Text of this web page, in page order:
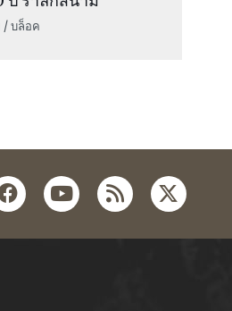
/ บล็อค
youtube
rss twitter